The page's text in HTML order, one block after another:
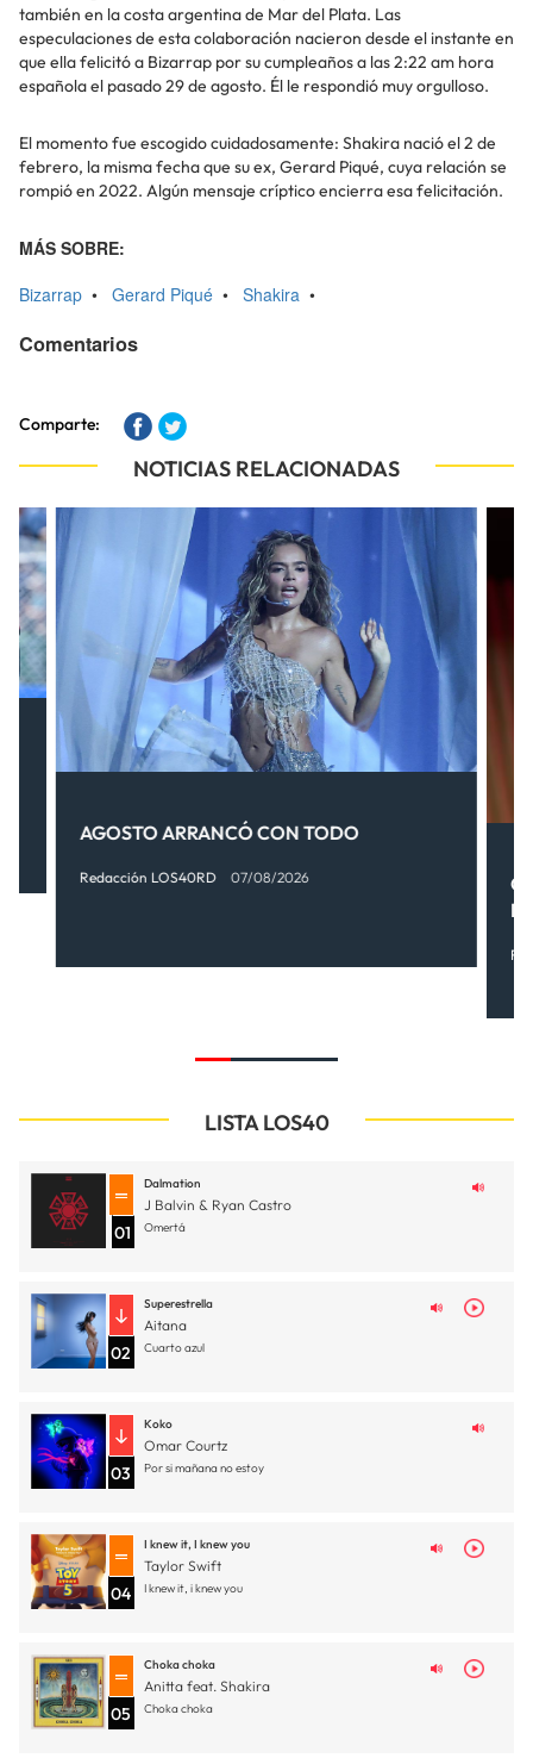
también en la costa argentina de Mar del Plata. Las
especulaciones de esta colaboración nacieron desde el instante en
que ella felicitó a Bizarrap por su cumpleaños a las 2:22 am hora
española el pasado 29 de agosto. Él le respondió muy orgulloso.
El momento fue escogido cuidadosamente: Shakira nació el 2 de
febrero, la misma fecha que su ex, Gerard Piqué, cuya relación se
rompió en 2022. Algún mensaje críptico encierra esa felicitación.
MÁS SOBRE:
Bizarrap • Gerard Piqué • Shakira •
Comentarios
Comparte:
NOTICIAS RELACIONADAS
AGOSTO ARRANCÓ CON TODO
Redacción LOS40RD 07/08/2026
LISTA LOS40
01
Dalmation
J Balvin & Ryan Castro
Omertá
02
Superestrella
Aitana
Cuarto azul
03
Koko
Omar Courtz
Por si mañana no estoy
04
I knew it, I knew you
Taylor Swift
I knew it, i knew you
05
Choka choka
Anitta feat. Shakira
Choka choka